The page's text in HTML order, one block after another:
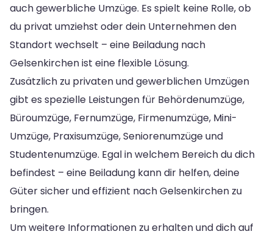
auch gewerbliche Umzüge. Es spielt keine Rolle, ob
du privat umziehst oder dein Unternehmen den
Standort wechselt – eine Beiladung nach
Gelsenkirchen ist eine flexible Lösung.
Zusätzlich zu privaten und gewerblichen Umzügen
gibt es spezielle Leistungen für Behördenumzüge,
Büroumzüge, Fernumzüge, Firmenumzüge, Mini-
Umzüge, Praxisumzüge, Seniorenumzüge und
Studentenumzüge. Egal in welchem ​​Bereich du dich
befindest – eine Beiladung kann dir helfen, deine
Güter sicher und effizient nach Gelsenkirchen zu
bringen.
Um weitere Informationen zu erhalten und dich auf